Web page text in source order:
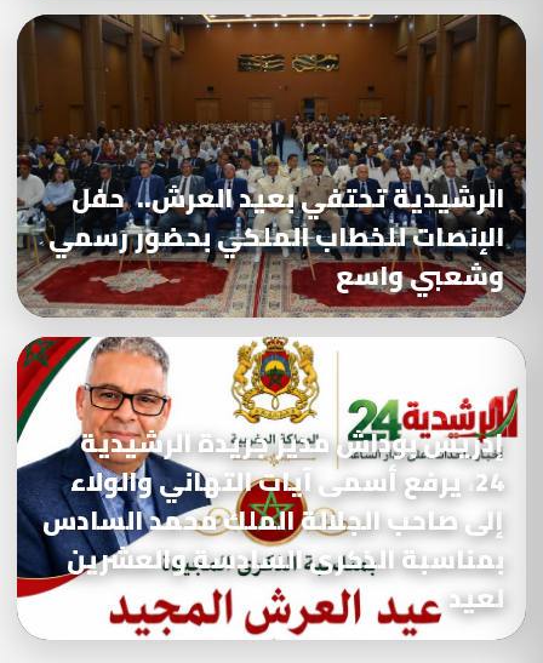
الرشيدية تحتفي بعيد العرش.. حفل
الإنصات للخطاب الملكي بحضور رسمي
وشعبي واسع
إدريس بوداش مدير جريدة الرشيدية
24، يرفع أسمى آيات التهاني والولاء
إلى صاحب الجلالة الملك محمد السادس
بمناسبة الذكرى السادسة والعشرين
لعيد